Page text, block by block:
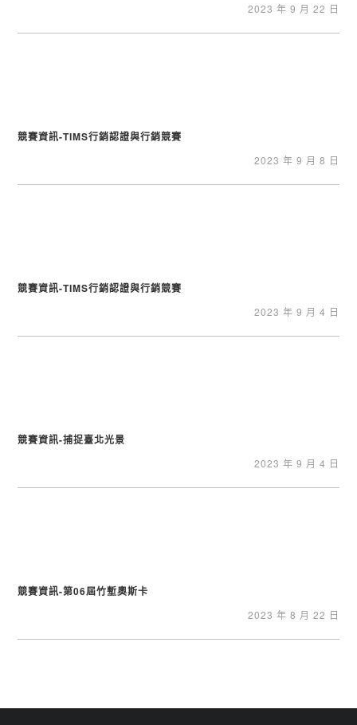
2023 年 9 月 22 日
競賽資訊-TIMS行銷認證與行銷競賽
2023 年 9 月 8 日
競賽資訊-TIMS行銷認證與行銷競賽
2023 年 9 月 4 日
競賽資訊-捕捉臺北光景
2023 年 9 月 4 日
競賽資訊-第06屆竹塹奧斯卡
2023 年 8 月 22 日